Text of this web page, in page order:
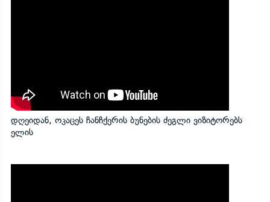
დღეიდან, ოკაცეს ჩანჩქერის ბუნების ძეგლი ვიზიტორებს
ელის